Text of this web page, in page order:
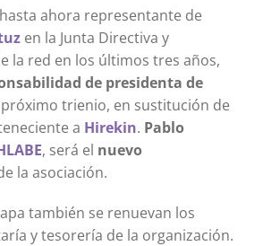
ahora representante de
en la Junta Directiva y
la red en los últimos tres años,
de presidenta de
trienio, en sustitución de
a Hirekin. Pablo
, será el nuevo
la asociación.
también se renuevan los
y tesorería de la organización.